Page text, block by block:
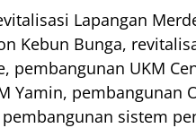
Lapangan
Kebun Bunga,
pembangunan UKM
Yamin, pembangunan
sistem